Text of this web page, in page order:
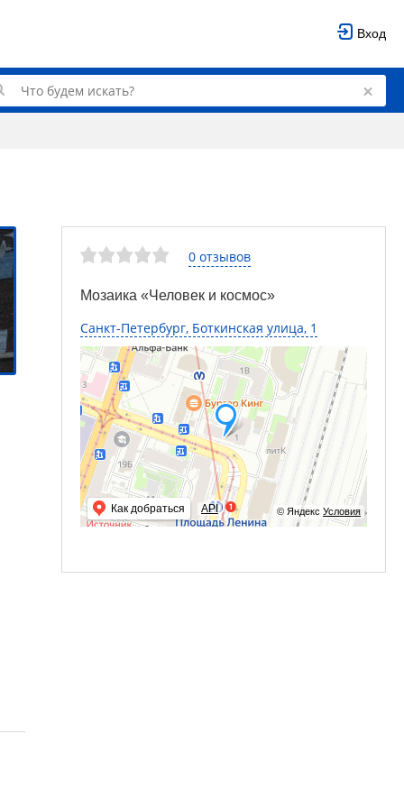
Вход
0 отзывов
Мозаика «Человек и космос»
Санкт-Петербург, Боткинская улица, 1
© Яндекс Условия
Как добраться API